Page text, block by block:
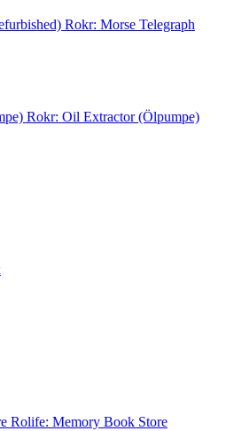
Rokr: Morse Telegraph
Rokr: Oil Extractor (Ölpumpe)
Rolife: Memory Book Store